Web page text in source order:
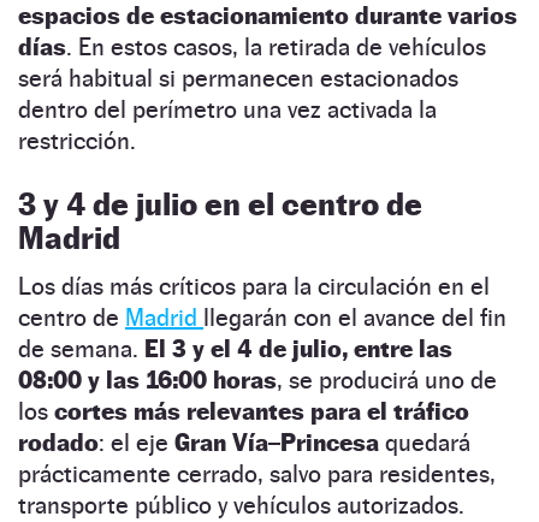
espacios de estacionamiento durante varios
días. En estos casos, la retirada de vehículos
será habitual si permanecen estacionados
dentro del perímetro una vez activada la
restricción.
3 y 4 de julio en el centro de
Madrid
Los días más críticos para la circulación en el
centro de Madrid llegarán con el avance del fin
de semana. El 3 y el 4 de julio, entre las
08:00 y las 16:00 horas, se producirá uno de
los cortes más relevantes para el tráfico
rodado: el eje Gran Vía–Princesa quedará
prácticamente cerrado, salvo para residentes,
transporte público y vehículos autorizados.